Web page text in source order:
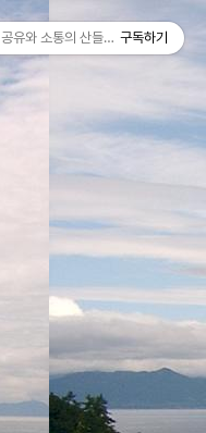
공유와 소통의 산들바람구독하기